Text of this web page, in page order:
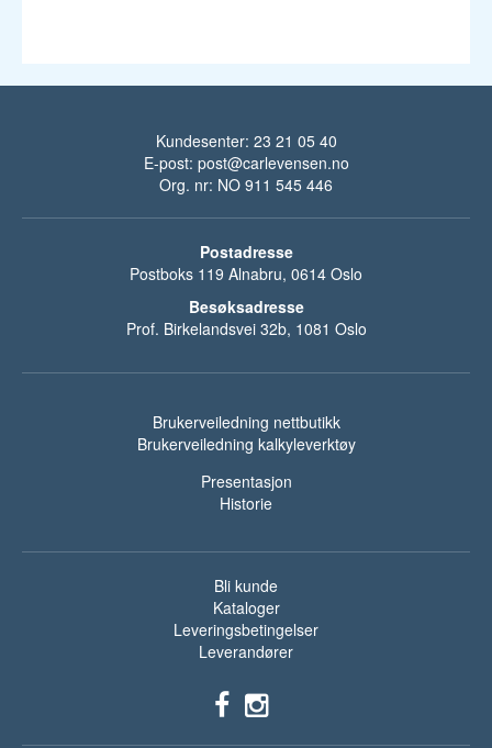
Kundesenter: 23 21 05 40
E-post: post@carlevensen.no
Org. nr: NO 911 545 446
Postadresse
Postboks 119 Alnabru, 0614 Oslo
Besøksadresse
Prof. Birkelandsvei 32b, 1081 Oslo
Brukerveiledning nettbutikk
Brukerveiledning kalkyleverktøy
Presentasjon
Historie
Bli kunde
Kataloger
Leveringsbetingelser
Leverandører